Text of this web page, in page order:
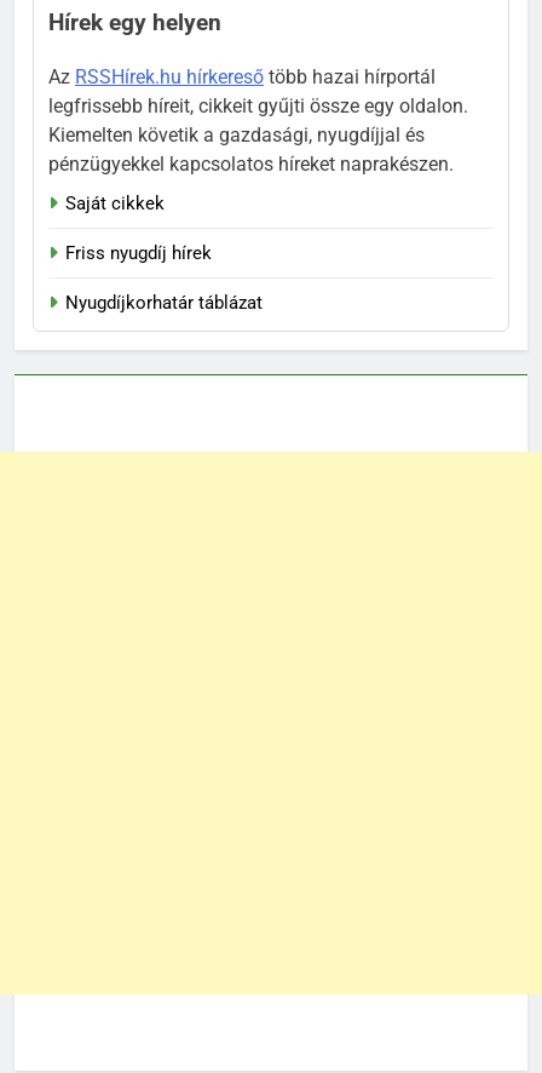
Hírek egy helyen
Az RSSHírek.hu hírkereső több hazai hírportál
legfrissebb híreit, cikkeit gyűjti össze egy oldalon.
Kiemelten követik a gazdasági, nyugdíjjal és
pénzügyekkel kapcsolatos híreket naprakészen.
Saját cikkek
Friss nyugdíj hírek
Nyugdíjkorhatár táblázat